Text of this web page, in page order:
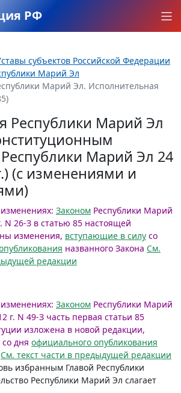
РФ
субъектов Российской Федерации
Марий Эл
Марий Эл. Исполнительная
Республики Марий Эл
Марий Эл 24
(с изменениями и
Законом Республики Марий
N 26-З в статью 85 настоящей
изменения, вступающие в силу со
названного Закона См.
редакции
Законом Республики Марий
г. N 49-З часть первая статьи 85
изложена в новой редакции,
со дня официального опубликования
См. текст части в предыдущей редакции
избранным Главой Республики
Республики Марий Эл слагает